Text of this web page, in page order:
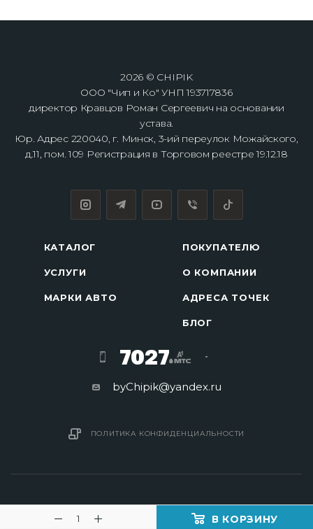
В КОРЗИНУ
2026 © CHIPIK
ООО "Чип и Ко" УНП 193717836
директор Кравцов Роман Сергеевич на основании
устава.
Юр. Адрес 220040, г. Минск, 3-ий переулок Можайского,
д.11, пом. 109 Регистрация в Торговом реестре 19.12.18
КАТАЛОГ
УСЛУГИ
МАРКИ АВТО
ПОКУПАТЕЛЮ
О КОМПАНИИ
АДРЕСА ТОЧЕК
БЛОГ
7027
byChipik@yandex.ru
ПОЛИТИКА КОНФИДЕНЦИАЛЬНОСТИ